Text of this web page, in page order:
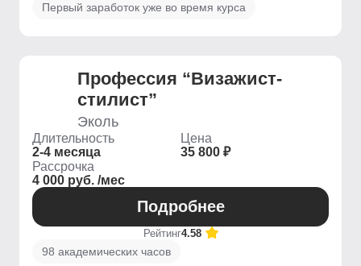
Первый заработок уже во время курса
Профессия “Визажист-
стилист”
Эколь
Длительность
2-4 месяца
Цена
35 800 ₽
Рассрочка
4 000 руб. /мес
Подробнее
Рейтинг4.58
98 академических часов